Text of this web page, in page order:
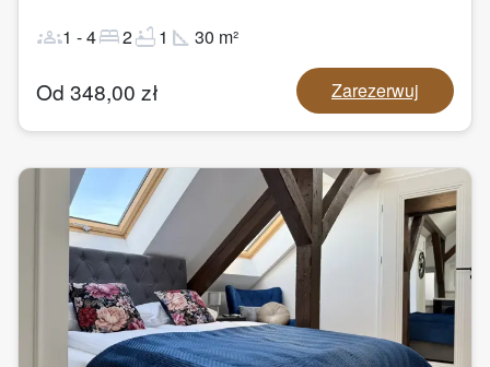
groups1 -4bed2bathtub1 square_foot 30 m²
Od 348,00 zł Zarezerwuj